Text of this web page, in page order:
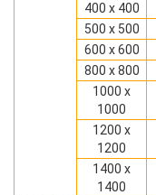
400 x 400
500 x 500
600 x 600
800 x 800
1000 x
1000
1200 x
1200
1400 x
1400